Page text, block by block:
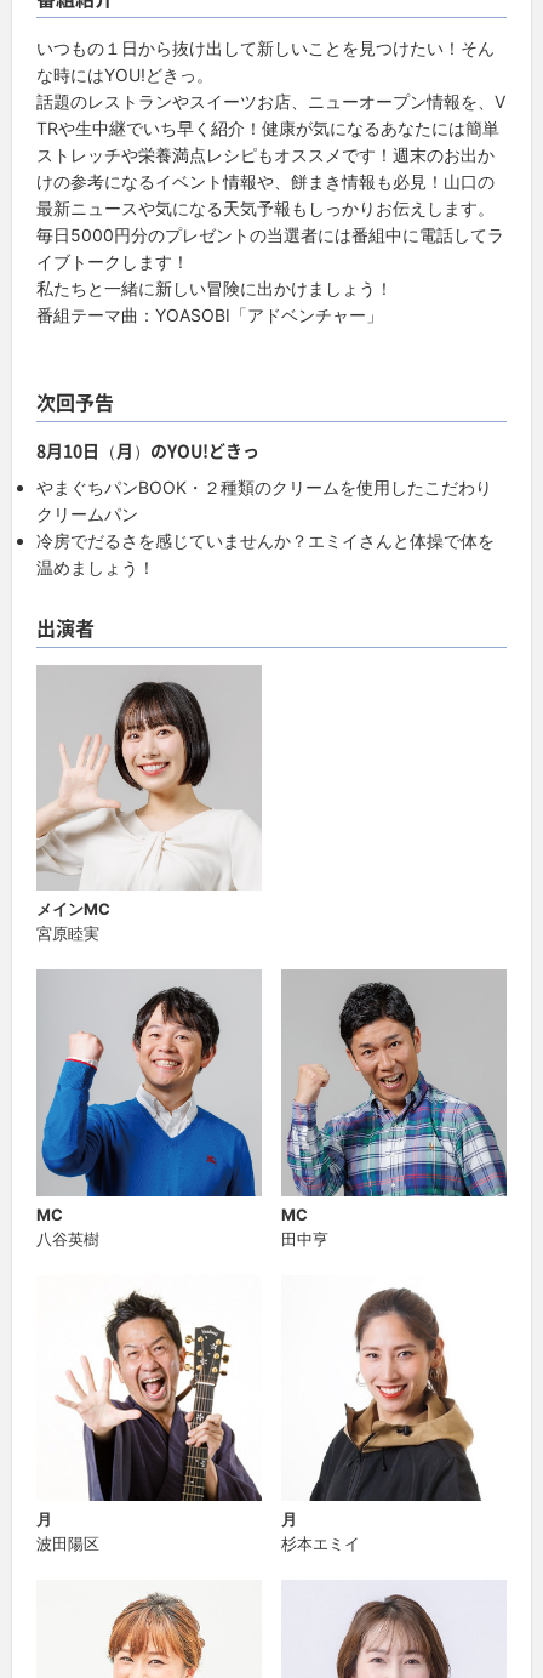
いつもの１日から抜け出して新しいことを見つけたい！そん
な時にはYOU!どきっ。
話題のレストランやスイーツお店、ニューオープン情報を、V
TRや生中継でいち早く紹介！健康が気になるあなたには簡単
ストレッチや栄養満点レシピもオススメです！週末のお出か
けの参考になるイベント情報や、餅まき情報も必見！山口の
最新ニュースや気になる天気予報もしっかりお伝えします。
毎日5000円分のプレゼントの当選者には番組中に電話してラ
イブトークします！
私たちと一緒に新しい冒険に出かけましょう！
番組テーマ曲：YOASOBI「アドベンチャー」
次回予告
8月10日（月）のYOU!どきっ
やまぐちパンBOOK・２種類のクリームを使用したこだわり
クリームパン
冷房でだるさを感じていませんか？エミイさんと体操で体を
温めましょう！
出演者
メインMC
宮原睦実
MC
八谷英樹
MC
田中亨
月
波田陽区
月
杉本エミイ